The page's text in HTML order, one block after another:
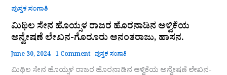
ಪುಸ್ತಕ ಸಂಗಾತಿ
ಮಿಥಿಲ ಸೇನ ಹೊಯ್ಸಳ ರಾಜರ ಹೊರನಾಡಿನ ಆಳ್ವಿಕೆಯ
ಅನ್ವೇಷಣೆ ಲೇಖನ-ಗೊರೂರು ಅನಂತರಾಜು, ಹಾಸನ.
June 30, 2024 1 Comment ಪುಸ್ತಕ ಸಂಗಾತಿ
ಮಿಥಿಲ ಸೇನ ಹೊಯ್ಸಳ ರಾಜರ ಹೊರನಾಡಿನ ಆಳ್ವಿಕೆಯ ಅನ್ವೇಷಣೆ ಲೇಖನ-